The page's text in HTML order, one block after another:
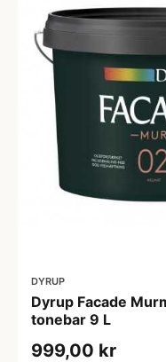
DYRUP
Dyrup Facade
tonebar 9 L
999,00 kr